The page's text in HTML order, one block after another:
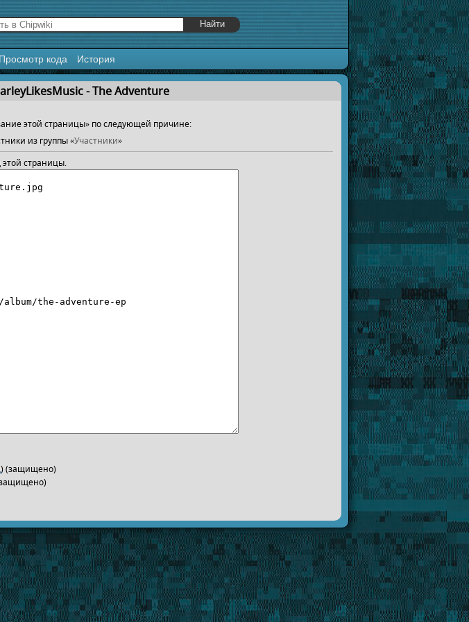
Просмотр кода История
- The Adventure
этой страницы» по следующей причине:
из группы «Участники»
страницы.
) (защищено)